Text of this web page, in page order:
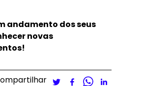
andamento dos seus
novas